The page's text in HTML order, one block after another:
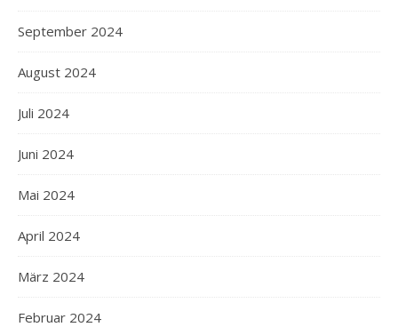
September 2024
August 2024
Juli 2024
Juni 2024
Mai 2024
April 2024
März 2024
Februar 2024